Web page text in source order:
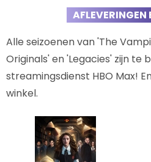
AFLEVERINGEN
Alle seizoenen van 'The
Originals' en 'Legacies' zijn te
streamingsdienst HBO Max!
winkel.